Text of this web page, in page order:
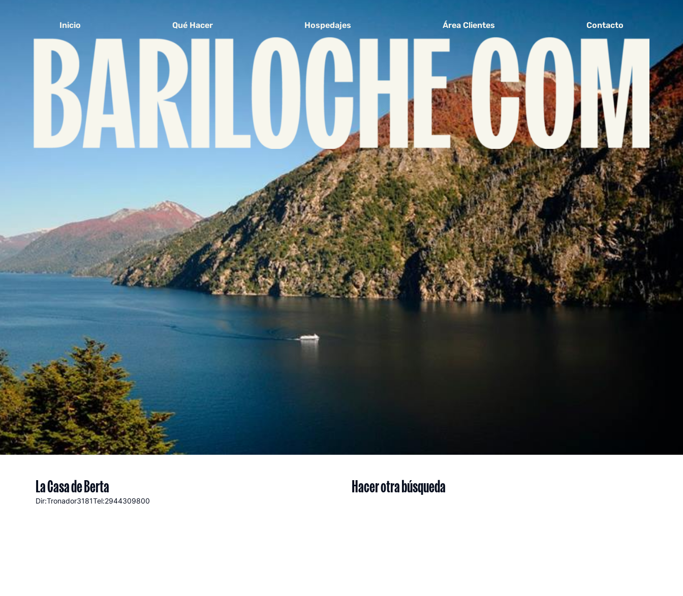
Inicio Qué Hacer Hospedajes Área Clientes Contacto
La Casa de Berta
Dir:Tronador3181 Tel:2944309800
Hacer otra búsqueda